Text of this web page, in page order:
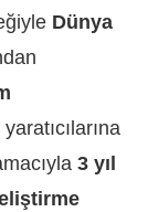
Dünya
3 yıl